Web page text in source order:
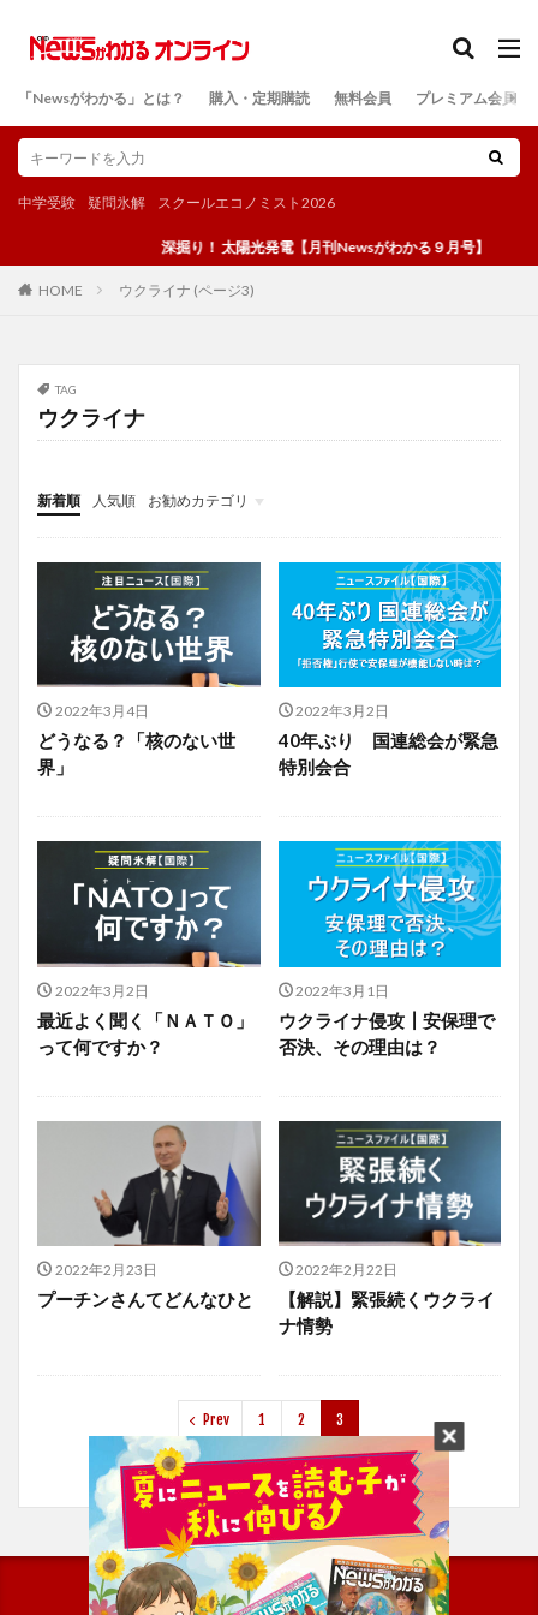
「Newsがわかる」とは？ 購入・定期購読 無料会員 プレミアム会員
中学受験 疑問氷解 スクールエコノミスト2026
深掘り！ 太陽光発電【月刊Newsがわかる９月号】
HOME ウクライナ (ページ3)
TAG
ウクライナ
新着順 人気順
お勧めカテゴリ
投稿
学び
マンガ
電子書籍
2022年3月4日
どうなる？「核のない世
界」
2022年3月2日
40年ぶり 国連総会が緊急
特別会合
2022年3月2日
最近よく聞く「ＮＡＴＯ」
って何ですか？
2022年3月1日
ウクライナ侵攻┃安保理で
否決、その理由は？
2022年2月23日
プーチンさんてどんなひと
2022年2月22日
【解説】緊張続くウクライ
ナ情勢
Prev 1 2 3
検索